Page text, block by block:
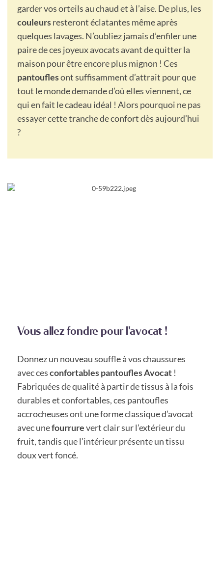
garder vos orteils au chaud et à l’aise. De plus, les
couleursresteront éclatantes même après
quelques lavages. N’oubliez jamais d’enfiler une
paire de ces joyeux avocats avant de quitter la
maison pour être encore plus mignon ! Ces
pantouflesont suffisamment d’attrait pour que
tout le monde demande d’où elles viennent, ce
qui en fait le cadeau idéal ! Alors pourquoi ne pas
essayer cette tranche de confort dès aujourd’hui
?
Vous allez fondre pour l'avocat !
Donnez un nouveau souffle à vos chaussures
avec cesconfortables pantoufles Avocat !
Fabriquées de qualité à partir de tissus à la fois
durables et confortables, ces pantoufles
accrocheuses ont une forme classique d’avocat
avec unefourrurevert clair sur l’extérieur du
fruit, tandis que l’intérieur présente un tissu
doux vert foncé.